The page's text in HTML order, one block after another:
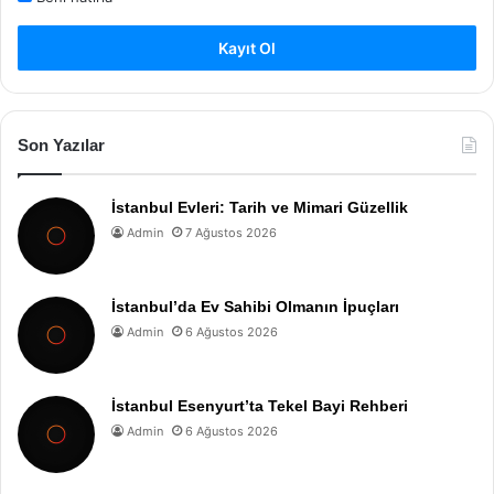
Kayıt Ol
Son Yazılar
İstanbul Evleri: Tarih ve Mimari Güzellik
Admin 7 Ağustos 2026
İstanbul’da Ev Sahibi Olmanın İpuçları
Admin 6 Ağustos 2026
İstanbul Esenyurt’ta Tekel Bayi Rehberi
Admin 6 Ağustos 2026